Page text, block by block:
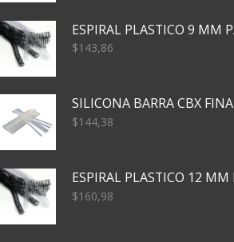
$143,86
$144,38
$160,98